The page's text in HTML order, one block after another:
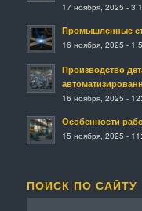
17 ноября, 2025 -
Промышленные
16 ноября, 2025 -
Производство
16 ноября, 2025 -
Особенности
15 ноября, 2025 -
ПОИСК ПО САЙТУ